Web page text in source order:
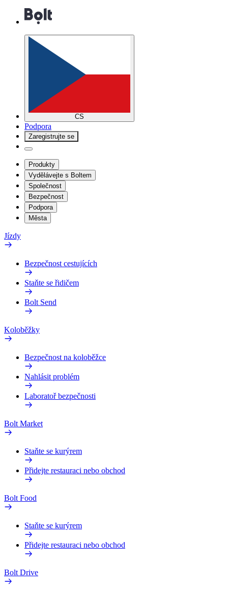
CS
Podpora
Zaregistrujte se
Produkty
Vydělávejte s Boltem
Společnost
Bezpečnost
Podpora
Města
Jízdy
Bezpečnost cestujících
Staňte se řidičem
Bolt Send
Koloběžky
Bezpečnost na koloběžce
Nahlásit problém
Laboratoř bezpečnosti
Bolt Market
Staňte se kurýrem
Přidejte restauraci nebo obchod
Bolt Food
Staňte se kurýrem
Přidejte restauraci nebo obchod
Bolt Drive